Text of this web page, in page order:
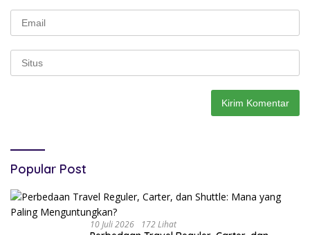
Popular Post
10 Juli 2026 172 Lihat